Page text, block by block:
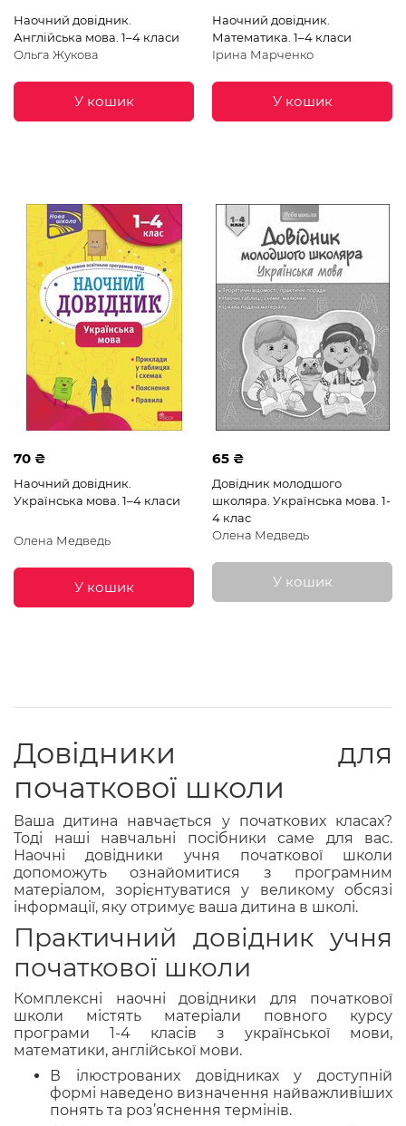
Наочний довідник.
Англійська мова. 1–4 класи
Ольга Жукова
У кошик
Наочний довідник.
Математика. 1–4 класи
Ірина Марченко
У кошик
70 ₴
Наочний довідник.
Українська мова. 1–4 класи
Олена Медведь
У кошик
65 ₴
Довідник молодшого
школяра. Українська мова. 1-
4 клас
Олена Медведь
У кошик
Довідники для
початкової школи
Ваша дитина навчається у початкових класах?
Тоді наші навчальні посібники саме для вас.
Наочні довідники учня початкової школи
допоможуть ознайомитися з програмним
матеріалом, зорієнтуватися у великому обсязі
інформації, яку отримує ваша дитина в школі.
Практичний довідник учня
початкової школи
Комплексні наочні довідники для початкової
школи містять матеріали повного курсу
програми 1-4 класів з української мови,
математики, англійської мови.
В ілюстрованих довідниках у доступній
формі наведено визначення найважливіших
понять та роз’яснення термінів.